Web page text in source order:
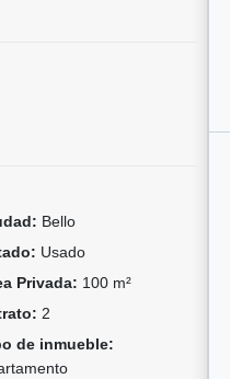
Bello
Usado
Privada: 100 m²
2
de inmueble: